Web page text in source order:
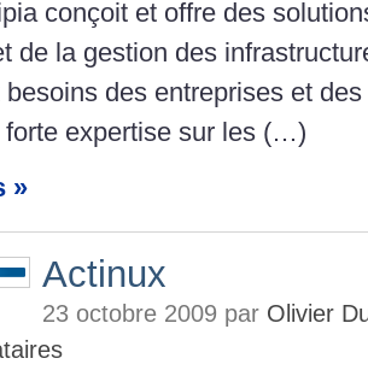
conçoit et offre des
de la gestion des
des entreprises et
forte expertise sur les (…)
»
Actinux
23 octobre 2009 par Olivier